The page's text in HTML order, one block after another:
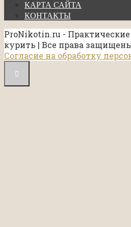
КАРТА САЙТА
КОНТАКТЫ
ProNikotin.ru - Практические
курить | Все права защищены
Согласие на обработку